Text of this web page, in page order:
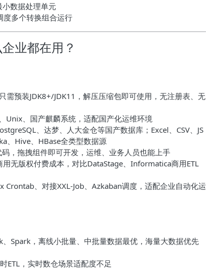
小数据处理单元
度多个转换组合运行
业都在用？
需预装JDK8+/JDK11，解压压缩包即可使用，无注册表、无
Unix、国产麒麟系统，适配国产化运维环境
、达梦、人大金仓等国产数据库；Excel、CSV、JS
、Hive、HBase全类型数据源
码，拖拽组件即可开发，运维、业务人员也能上手
用无版权付费成本，对比DataStage、Informatica商用ETL
Crontab、对接XXL-Job、Azkaban调度，适配企业自动化运
Spark，离线小批量、中批量数据最优，海量大数据优先
ETL，实时数仓场景适配度不足